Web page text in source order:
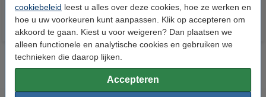
cookiebeleid leest u alles over deze cookies, hoe ze werken en
hoe u uw voorkeuren kunt aanpassen. Klik op accepteren om
akkoord te gaan. Kiest u voor weigeren? Dan plaatsen we
alleen functionele en analytische cookies en gebruiken we
technieken die daarop lijken.
Accepteren